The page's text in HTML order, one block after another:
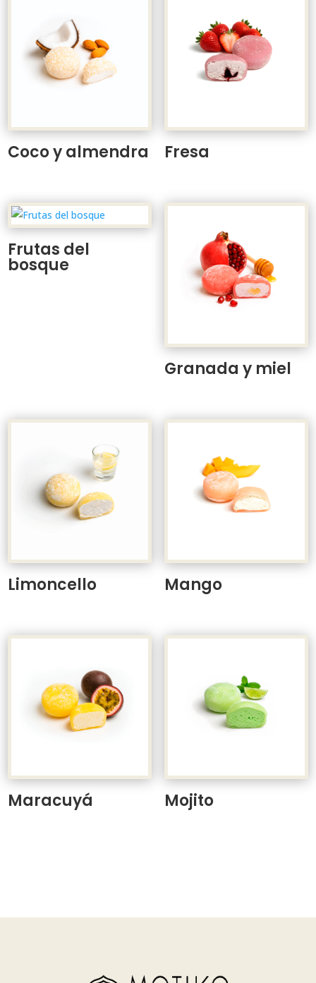
Coco y almendra Fresa
Frutas del
bosque
Granada y miel
Limoncello Mango
Maracuyá Mojito